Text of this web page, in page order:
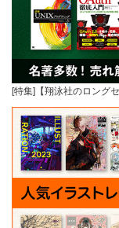
[特集]【翔泳社のロング